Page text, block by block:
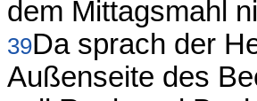
dem Mittagsmahl
39Da sprach der
Außenseite des